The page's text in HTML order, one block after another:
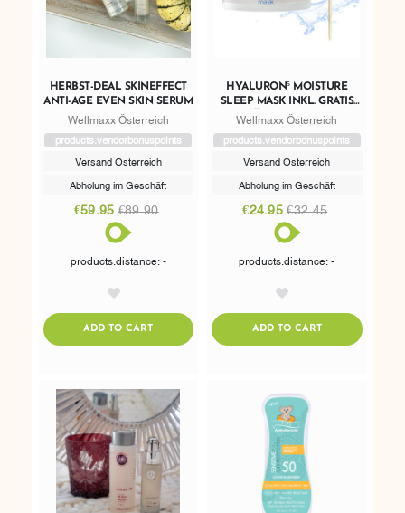
HERBST-DEAL SKINEFFECT
ANTI-AGE EVEN SKIN SERUM
Wellmaxx Österreich
products.vendorbonuspoints
Versand Österreich
Abholung im Geschäft
€59.95 €89.90
products.distance: -
ADD TO CARTADDTOCART
HYALURON⁵ MOISTURE
SLEEP MASK INKL. GRATIS
FÄCHERPINSEL
Wellmaxx Österreich
products.vendorbonuspoints
Versand Österreich
Abholung im Geschäft
€24.95€32.45
products.distance: -
ADD TO CARTADDTOCART